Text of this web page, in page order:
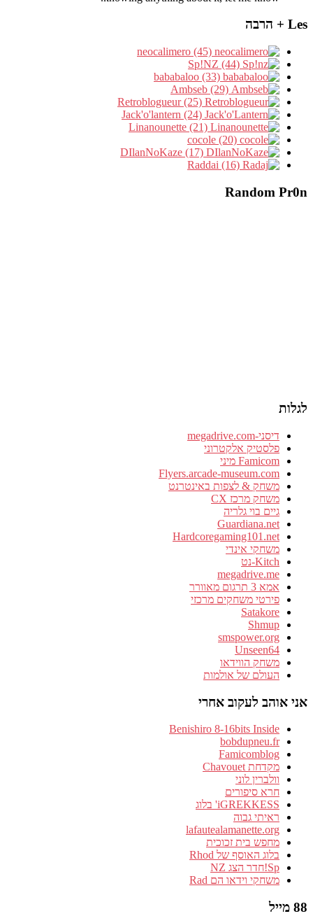
Les + הרבה
Random Pr0n
לגלות
דיסני-megadrive.com
פלסטיק אלקטרוני
Famicom מיני
Flyers.arcade-museum.com
משחק & לצפות באינטרנט
משחק מרכז CX
גיים בוי גלריה
Guardiana.net
Hardcoregaming101.net
משחקי אינדי
Kitch-נט
megadrive.me
אמא 3 תרגום מאוורר
פירטי משחקים מרכזי
Satakore
Shmup
smspower.org
Unseen64
משחק הווידאו
העולם של אולמות
אני אוהב לעקוב אחרי
Benishiro 8-16bits Inside
bobdupneu.fr
Famicomblog
מקדחת Chavouet
וולברין לוני
חרא סיפורים
iGREKKESS' בלוג
ראיתי גבוה
lafautealamanette.org
מחפש בית זכוכית
בלוג האוסף של Rhod
Sp!חדר הצג NZ
משחקי וידאו הם Rad
88 מייל